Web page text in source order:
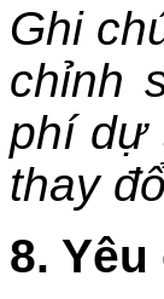
Ghi
chỉnh
phí dự
thay
8.